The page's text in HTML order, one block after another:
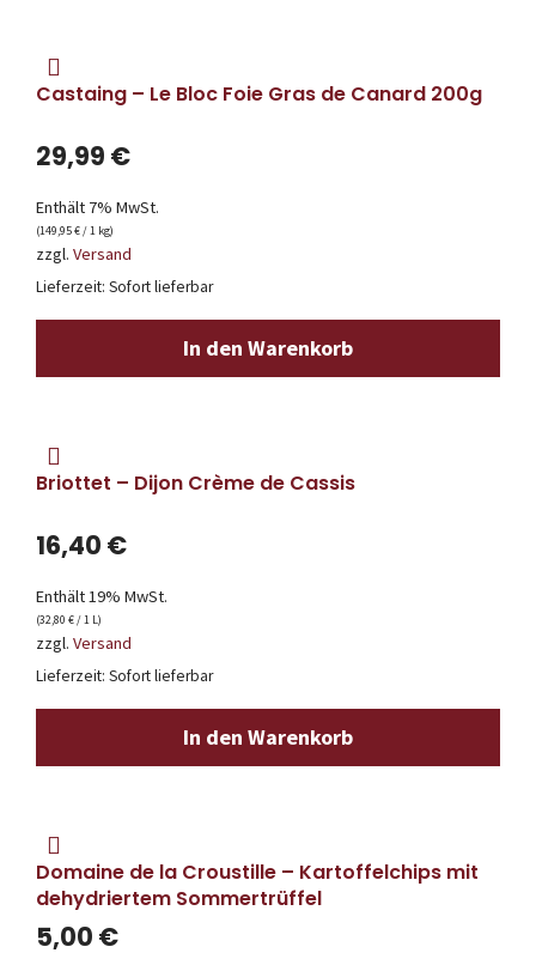
Castaing – Le Bloc Foie Gras de Canard 200g
29,99 €
Enthält 7% MwSt.
(149,95€/ 1 kg)
zzgl. Versand
Lieferzeit: Sofort lieferbar
In den Warenkorb
Briottet – Dijon Crème de Cassis
16,40 €
Enthält 19% MwSt.
(32,80 €/ 1 L)
zzgl. Versand
Lieferzeit: Sofort lieferbar
In den Warenkorb
Domaine de la Croustille – Kartoffelchips mit
dehydriertem Sommertrüffel
5,00 €